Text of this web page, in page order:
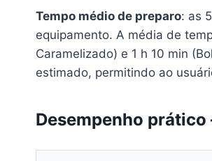
Tempo médio de preparo: as
equipamento. A média de
Caramelizado) e 1 h 10 min
estimado, permitindo ao
Desempenho